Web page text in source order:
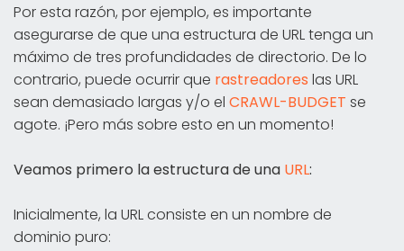
Por esta razón, por ejemplo, es importante
asegurarse de que una estructura de URL tenga un
máximo de tres profundidades de directorio. De lo
contrario, puede ocurrir que rastreadores las URL
sean demasiado largas y/o el CRAWL-BUDGET se
agote. ¡Pero más sobre esto en un momento!
Veamos primero la estructura de una URL:
Inicialmente, la URL consiste en un nombre de
dominio puro: